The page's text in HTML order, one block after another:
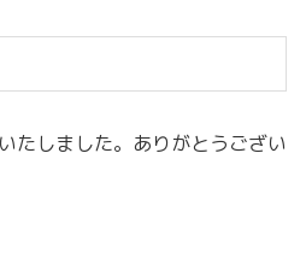
たしました。ありがとうござい